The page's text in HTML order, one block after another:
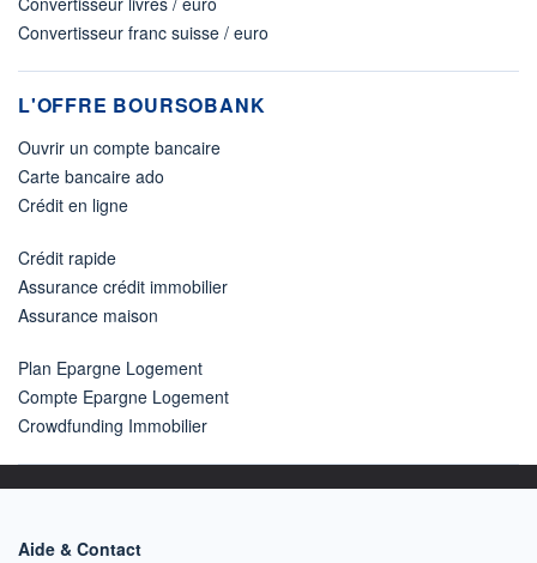
Convertisseur franc suisse / euro
L'OFFRE BOURSOBANK
Ouvrir un compte bancaire
Carte bancaire ado
Crédit en ligne
Crédit rapide
Assurance crédit immobilier
Assurance maison
Plan Epargne Logement
Compte Epargne Logement
Crowdfunding Immobilier
Aide & Contact